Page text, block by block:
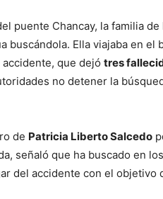
puente Chancay, la familia de
buscándola. Ella viajaba en el
que dejó tres
no detener la
de Patricia Liberto Salcedo
señaló que ha buscado en
del accidente con el objetivo